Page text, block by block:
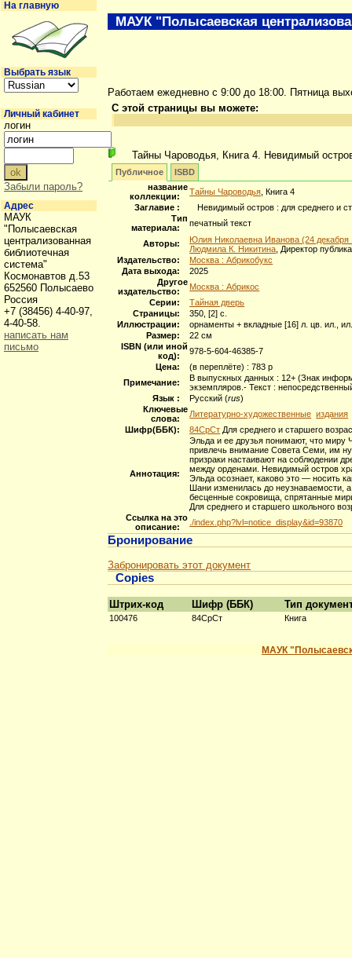
Работаем ежедневно с 9:00 до 18:00. Пятница
С этой страницы вы можете:
Тайны Чароводья, Книга 4. Невидимый
Публичное
ISBD
название
коллекции:
Тайны Чароводья , Книга 4
Заглавие :
Невидимый остров : для среднего и
Тип
материала:
печатный текст
Авторы:
Юлия Николаевна Иванова (24 декабря
Людмила К. Никитина , Директор
Издательство:
Москва : Абрикобукс
Дата выхода:
2025
Другое
издательство:
Москва : Абрикос
Серии:
Тайная дверь
Страницы:
350, [2] с.
Иллюстрации:
орнаменты + вкладные [16] л. цв. ил.,
Размер:
22 см
ISBN (или иной
код):
978-5-604-46385-7
Цена:
(в переплёте) : 783 р
Примечание:
В выпускных данных : 12+ (Знак
экземпляров.- Текст :
Язык :
Русский (rus)
Ключевые
слова:
Литературно-художественные издания
Шифр(ББК):
84СрСт Для среднего и старшего
Аннотация:
Эльда и ее друзья понимают, что миру
привлечь внимание Совета Семи, им
призраки настаивают на соблюдении
между орденами. Невидимый остров
Эльда осознает, каково это — носить
Шани изменилась до неузнаваемости,
бесценные сокровища, спрятанные
Для среднего и старшего школьного
Ссылка на это
описание:
./index.php?lvl=notice_display&id=93870
Бронирование
Забронировать этот документ
Copies
Штрих-код Шифр (ББК) Тип
100476 84СрСт Книга
МАУК
МАУК "Полысаевская
На главную
Выбрать язык
Личный кабинет
логин
Забыли пароль?
Адрес
МАУК
"Полысаевская
централизованная
библиотечная
система"
Космонавтов д.53
652560 Полысаево
Россия
+7 (38456) 4-40-97,
4-40-58.
написать нам
письмо